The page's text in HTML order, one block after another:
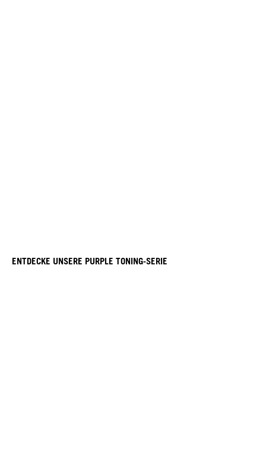
ENTDECKE UNSERE PURPLE TONING-SERIE